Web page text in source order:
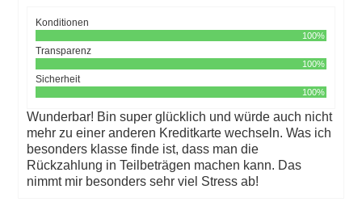
Konditionen
100%
Transparenz
100%
Sicherheit
100%
Wunderbar! Bin super glücklich und würde auch nicht
mehr zu einer anderen Kreditkarte wechseln. Was ich
besonders klasse finde ist, dass man die
Rückzahlung in Teilbeträgen machen kann. Das
nimmt mir besonders sehr viel Stress ab!